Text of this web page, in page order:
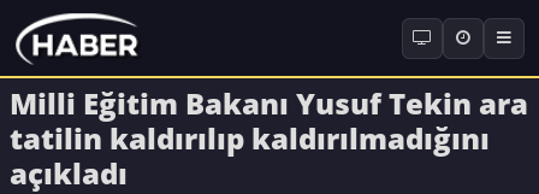
Milli Eğitim Bakanı Yusuf Tekin ara
tatilin kaldırılıp kaldırılmadığını
açıkladı